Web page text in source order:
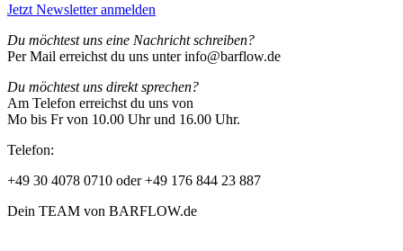
Jetzt Newsletter anmelden
Du möchtest uns eine Nachricht schreiben?
Per Mail erreichst du uns unter info@barflow.de
Du möchtest uns direkt sprechen?
Am Telefon erreichst du uns von
Mo bis Fr von 10.00 Uhr und 16.00 Uhr.
Telefon:
+49 30 4078 0710 oder +49 176 844 23 887
Dein TEAM von BARFLOW.de